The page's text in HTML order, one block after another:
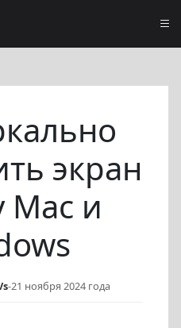
экран
и
-21 ноября 2024 года